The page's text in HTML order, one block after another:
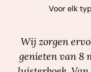
Voor elk
Wij zorgen
genieten van 8